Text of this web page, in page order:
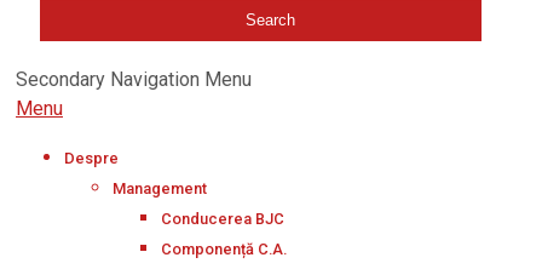
Secondary Navigation Menu
Menu
Despre
Management
Conducerea BJC
Componență C.A.